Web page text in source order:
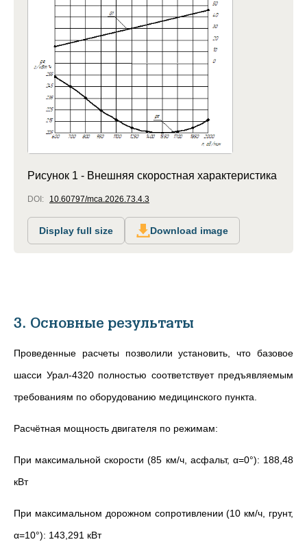
Рисунок 1 - Внешняя скоростная характеристика
DOI: 10.60797/mca.2026.73.4.3
Display full size Download image
3. Основные результаты
Проведенные расчеты позволили установить, что базовое
шасси Урал-4320 полностью соответствует предъявляемым
требованиям по оборудованию медицинского пункта.
Расчётная мощность двигателя по режимам:
При максимальной скорости (85 км/ч, асфальт, α=0°): 188,48
кВт
При максимальном дорожном сопротивлении (10 км/ч, грунт,
α=10°): 143,291 кВт